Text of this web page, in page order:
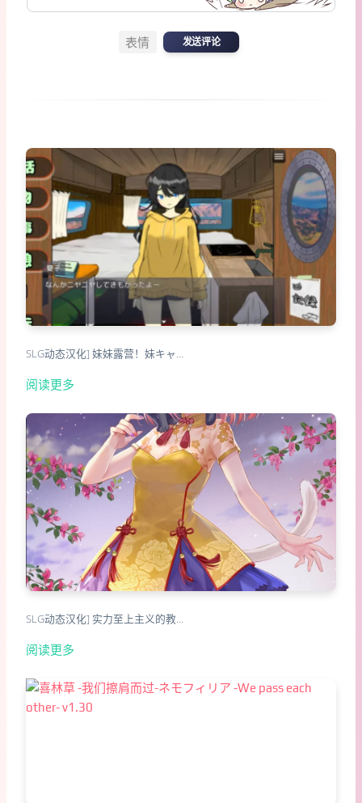
表情 发送评论
SLG动态汉化] 妹妹露营！妹キャ…
阅读更多
SLG动态汉化] 实力至上主义的教…
阅读更多